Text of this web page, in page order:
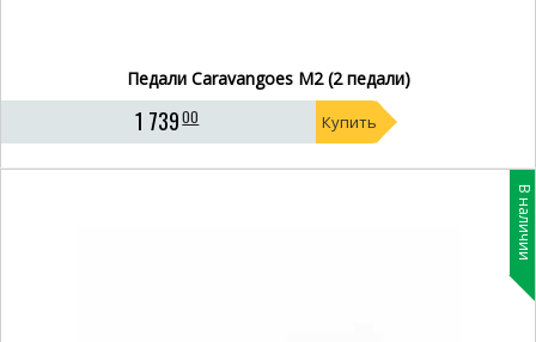
Педали Caravangoes M2 (2 педали)
1 73900 Купить
В наличии